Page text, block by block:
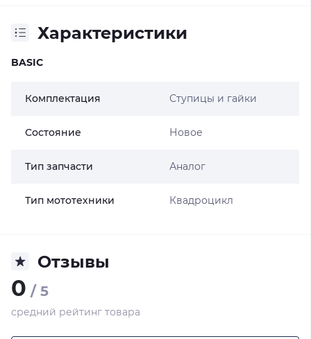
Характеристики
BASIC
Комплектация Ступицы и гайки
Состояние Новое
Тип запчасти Аналог
Тип мототехники Квадроцикл
Отзывы
0 / 5
средний рейтинг товара